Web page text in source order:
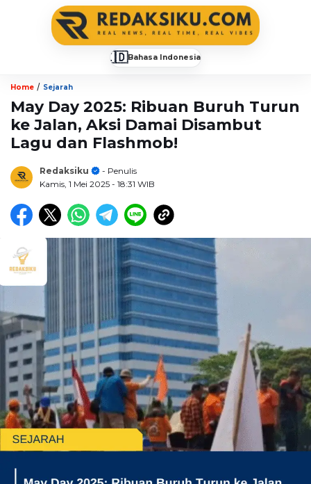
🇮🇩Bahasa Indonesia
Home / Sejarah
May Day 2025: Ribuan Buruh Turun
ke Jalan, Aksi Damai Disambut
Lagu dan Flashmob!
Redaksiku
- Penulis
Kamis, 1 Mei 2025 - 18:31 WIB